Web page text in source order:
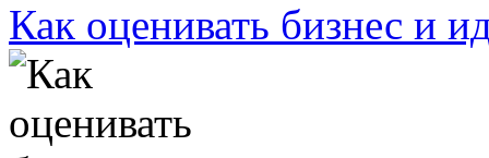
Как оценивать бизнес и